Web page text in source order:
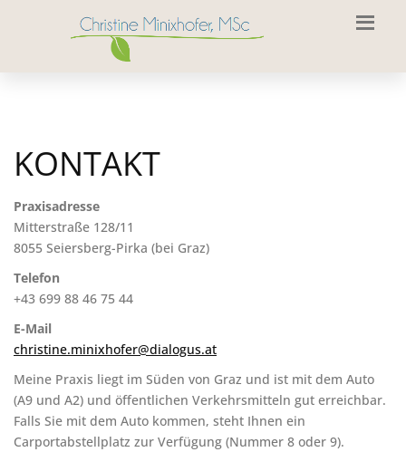
KONTAKT
Praxisadresse
Mitterstraße 128/11
8055 Seiersberg-Pirka (bei Graz)
Telefon
+43 699 88 46 75 44
E-Mail
christine.minixhofer@dialogus.at
Meine Praxis liegt im Süden von Graz und ist mit dem Auto
(A9 und A2) und öffentlichen Verkehrsmitteln gut erreichbar.
Falls Sie mit dem Auto kommen, steht Ihnen ein
Carportabstellplatz zur Verfügung (Nummer 8 oder 9).